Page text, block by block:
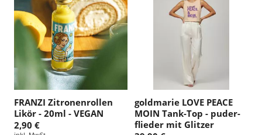
FRANZI Zitronenrollen
Likör - 20ml - VEGAN
2,90 €
goldmarie LOVE PEACE
MOIN Tank-Top - puder-
flieder mit Glitzer